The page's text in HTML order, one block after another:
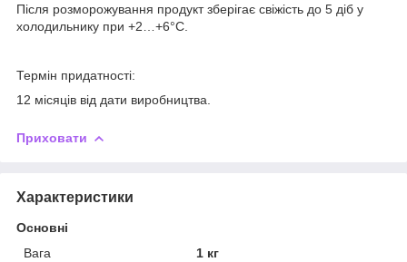
Після розморожування продукт зберігає свіжість до 5 діб у
холодильнику при +2…+6°C.
Термін придатності:
12 місяців від дати виробництва.
Приховати
Характеристики
Основні
Вага
1 кг